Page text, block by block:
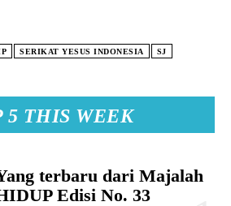
5 THIS WEEK
terbaru dari Majalah
Edisi No. 33
SERIKAT YESUS INDONESIA SJ